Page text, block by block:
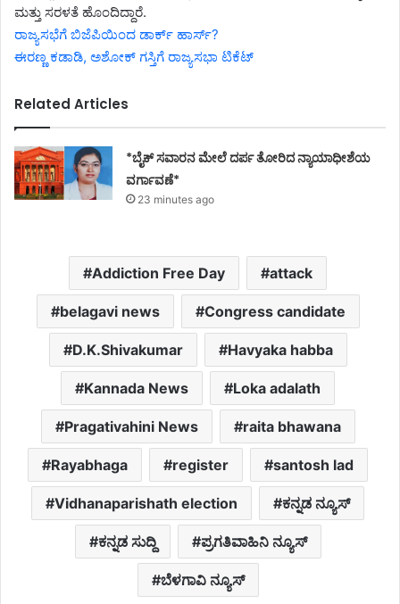
ಮತ್ತು ಸರಳತೆ ಹೊಂದಿದ್ದಾರೆ.
ರಾಜ್ಯಸಭೆಗೆ ಬಿಜೆಪಿಯಿಂದ ಡಾರ್ಕ್ ಹಾರ್ಸ್?
ಈರಣ್ಣ ಕಡಾಡಿ, ಅಶೋಕ್ ಗಸ್ತಿಗೆ ರಾಜ್ಯಸಭಾ ಟಿಕೆಟ್
Related Articles
*ಬೈಕ್ ಸವಾರನ ಮೇಲೆ ದರ್ಪ ತೋರಿದ ನ್ಯಾಯಾಧೀಶೆಯ
ವರ್ಗಾವಣೆ*
23 minutes ago
Addiction Free Day attack
belagavi news Congress candidate
D.K.Shivakumar Havyaka habba
Kannada News Loka adalath
Pragativahini News raita bhawana
Rayabhaga register santosh lad
Vidhanaparishath election ಕನ್ನಡ ನ್ಯೂಸ್
ಕನ್ನಡ ಸುದ್ದಿ ಪ್ರಗತಿವಾಹಿನಿ ನ್ಯೂಸ್
ಬೆಳಗಾವಿ ನ್ಯೂಸ್